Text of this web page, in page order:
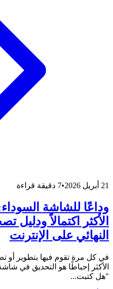
21 أبريل 2026 •7 دقيقة قراءة
النهائي على الإنترنت
الأكثر إحباطًا هو التحديق في
"هل كتبت...